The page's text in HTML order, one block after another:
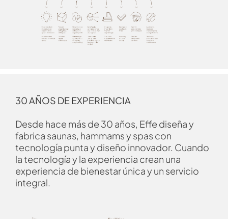
30 AÑOS DE EXPERIENCIA
Desde hace más de 30 años, Effe diseña y
fabrica saunas, hammams y spas con
tecnología punta y diseño innovador. Cuando
la tecnología y la experiencia crean una
experiencia de bienestar única y un servicio
integral.